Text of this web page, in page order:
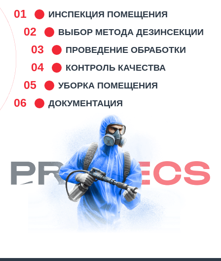
ИНСПЕКЦИЯ ПОМЕЩЕНИЯ
01
ВЫБОР МЕТОДА ДЕЗИНСЕКЦИИ
02
ПРОВЕДЕНИЕ ОБРАБОТКИ
03
КОНТРОЛЬ КАЧЕСТВА
04
УБОРКА ПОМЕЩЕНИЯ
05
ДОКУМЕНТАЦИЯ
06